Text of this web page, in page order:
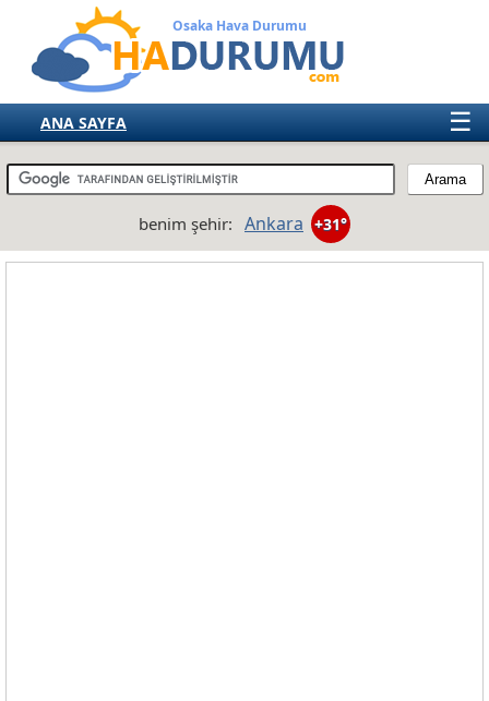
Osaka Hava Durumu
☰
ANA SAYFA
TÜRKİYE
AVRUPA
benim şehir: Ankara +31°